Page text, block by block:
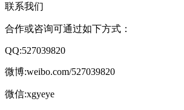
联系我们
合作或咨询可通过如下方式：
QQ:527039820
微博:weibo.com/527039820
微信:xgyeye